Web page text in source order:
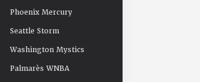
Phoenix Mercury
Seattle Storm
Washington Mystics
Palmarès WNBA